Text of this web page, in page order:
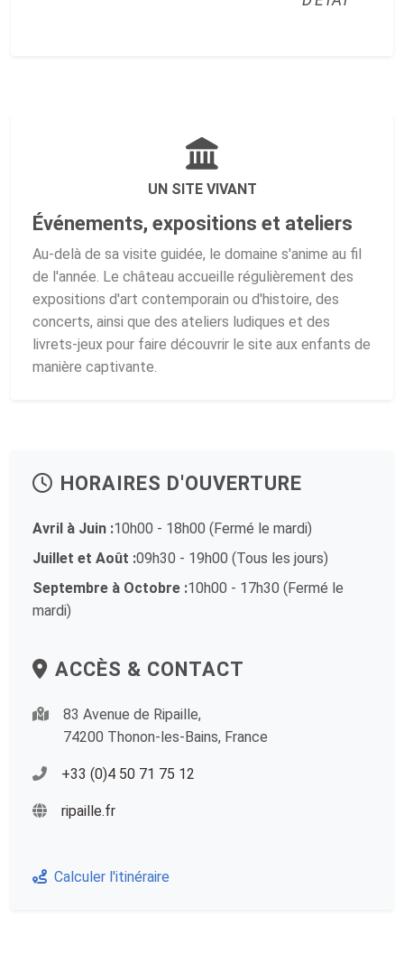
UN SITE VIVANT
Événements, expositions et ateliers
Au-delà de sa visite guidée, le domaine s'anime au fil
de l'année. Le château accueille régulièrement des
expositions d'art contemporain ou d'histoire, des
concerts, ainsi que des ateliers ludiques et des
livrets-jeux pour faire découvrir le site aux enfants de
manière captivante.
HORAIRES D'OUVERTURE
Avril à Juin :10h00 - 18h00 (Fermé le mardi)
Juillet et Août :09h30 - 19h00 (Tous les jours)
Septembre à Octobre :10h00 - 17h30 (Fermé le
mardi)
ACCÈS & CONTACT
83 Avenue de Ripaille,
74200 Thonon-les-Bains, France
+33 (0)4 50 71 75 12
ripaille.fr
Calculer l'itinéraire